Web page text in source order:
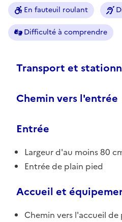
En fauteuil roulant
Difficulté à comprendre
Transport et
Chemin vers l'entrée
Entrée
Largeur d'au moins 80
Entrée de plain pied
Accueil et
Chemin vers l'accueil de